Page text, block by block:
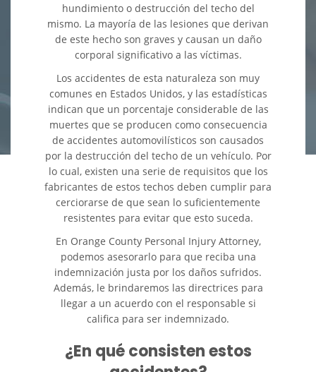
Choque Trasero
Condiciones Peligrosas de la
Conductor Ebrio
Conductor Distraído
Colisiones Frontales
Cerradura de la Puerta del
Automóvil Defectuosa
Colisiones de Impacto Lateral
Cobertura de Seguro de
Automóvil
Estadísticas Generales de los
hundimiento o destrucción del techo del
mismo. La mayoría de las lesiones que derivan
de este hecho son graves y causan un daño
corporal significativo a las víctimas.
Los accidentes de esta naturaleza son muy
comunes en Estados Unidos, y las estadísticas
indican que un porcentaje considerable de las
muertes que se producen como consecuencia
de accidentes automovilísticos son causados
por la destrucción del techo de un vehículo. Por
lo cual, existen una serie de requisitos que los
fabricantes de estos techos deben cumplir para
cerciorarse de que sean lo suficientemente
resistentes para evitar que esto suceda.
En Orange County Personal Injury Attorney,
podemos asesorarlo para que reciba una
indemnización justa por los daños sufridos.
Además, le brindaremos las directrices para
llegar a un acuerdo con el responsable si
califica para ser indemnizado.
¿En qué consisten estos